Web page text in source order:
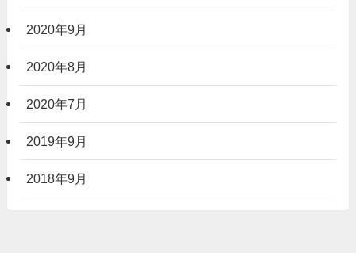
2020年9月
2020年8月
2020年7月
2019年9月
2018年9月